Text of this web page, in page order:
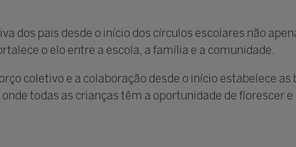
dos pais desde o início dos círculos escolares não
o elo entre a escola, a família e a comunidade.
coletivo e a colaboração desde o início estabelece
todas as crianças têm a oportunidade de florescer